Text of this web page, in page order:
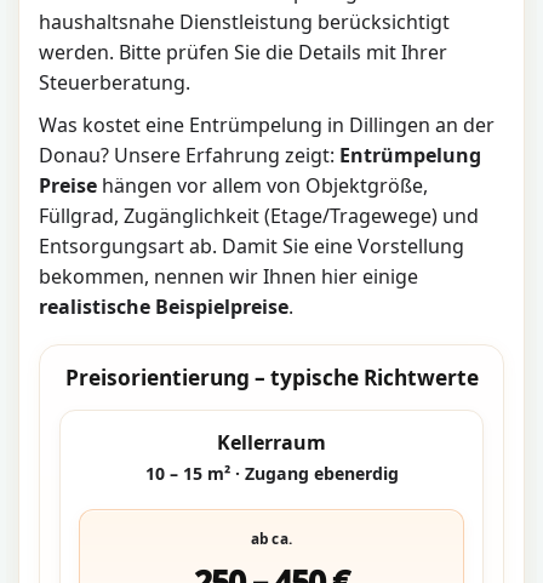
haushaltsnahe Dienstleistung berücksichtigt
werden. Bitte prüfen Sie die Details mit Ihrer
Steuerberatung.
Was kostet eine Entrümpelung in Dillingen an der
Donau? Unsere Erfahrung zeigt: Entrümpelung
Preise hängen vor allem von Objektgröße,
Füllgrad, Zugänglichkeit (Etage/Tragewege) und
Entsorgungsart ab. Damit Sie eine Vorstellung
bekommen, nennen wir Ihnen hier einige
realistische Beispielpreise.
Preisorientierung – typische Richtwerte
Kellerraum
10 – 15 m² · Zugang ebenerdig
ab ca.